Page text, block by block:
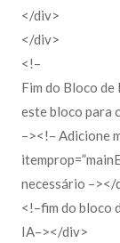
</div>
</div>
<!–
Fim do Bloco
este bloco para
–><!– Adicione
necessário –></
<!–fim do bloco
IA–></div>